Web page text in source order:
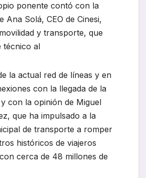
ponente contó con la
Ana Solá, CEO de Cinesi,
y transporte, que
técnico al
la actual red de líneas y en
con la llegada de la
con la opinión de Miguel
que ha impulsado a la
de transporte a romper
históricos de viajeros
cerca de 48 millones de